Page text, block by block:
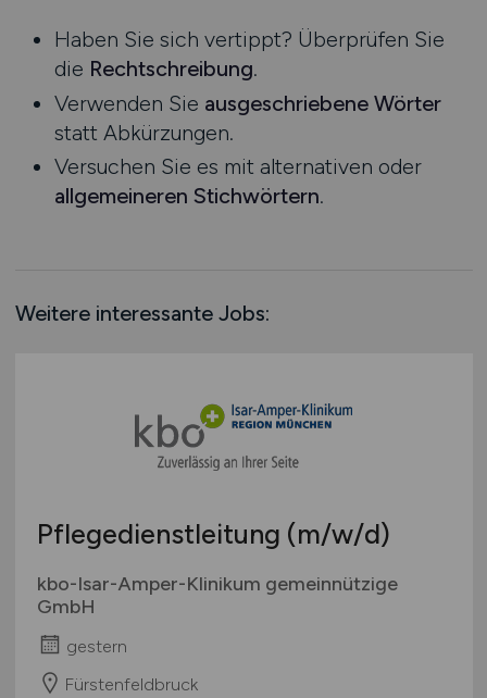
Nordrhein-Westfalen
Rheinland-Pfalz
Saarland
Sachsen
Sachsen-Anhalt
Schleswig-Holstein
Schweiz
Haben Sie sich vertippt? Überprüfen Sie
die Rechtschreibung.
Verwenden Sie ausgeschriebene Wörter
statt Abkürzungen.
Versuchen Sie es mit alternativen oder
allgemeineren Stichwörtern.
Weitere interessante Jobs:
Pflegedienstleitung (m/w/d)
kbo-Isar-Amper-Klinikum gemeinnützige
GmbH
gestern
Fürstenfeldbruck